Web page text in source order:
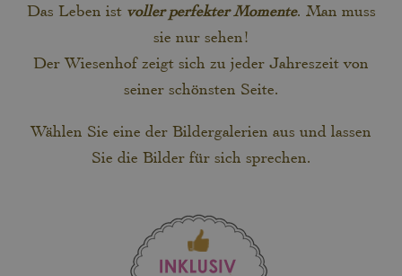
Das Leben ist voller perfekter Momente. Man muss
sie nur sehen!
Der Wiesenhof zeigt sich zu jeder Jahreszeit von
seiner schönsten Seite.
Wählen Sie eine der Bildergalerien aus und lassen
Sie die Bilder für sich sprechen.